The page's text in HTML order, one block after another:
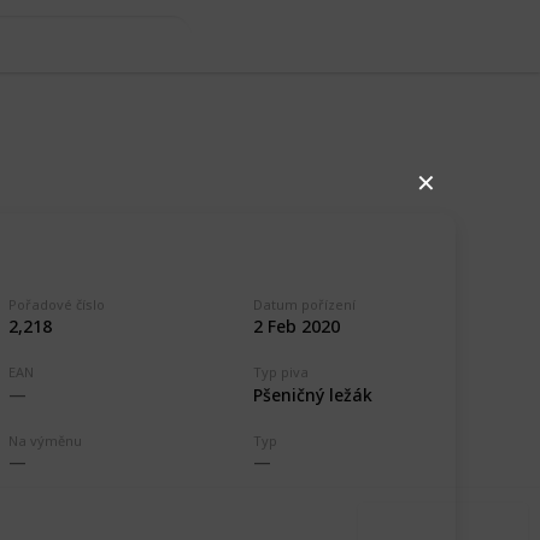
✕
Pořadové číslo
2,218
Datum pořízení
2 Feb 2020
EAN Typ piva
Pšeničný ležák
Na výměnu Typ
Share